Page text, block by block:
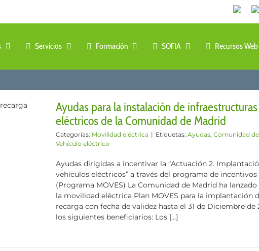
de
Servicios Formación SOFIA Recursos Web
Ayudas para la instalación de
eléctricos de la Comunidad de Madrid
Categorías: Movilidad eléctrica | Etiquetas: Ayudas, Comunidad
Vehículo eléctrico
Ayudas dirigidas a incentivar la “Actuación 2.
vehículos eléctricos” a través del programa de
(Programa MOVES) La Comunidad de Madrid ha
la movilidad eléctrica Plan MOVES para la implantación
recarga con fecha de validez hasta el 31 de Diciembre de
los siguientes beneficiarios: Los [...]